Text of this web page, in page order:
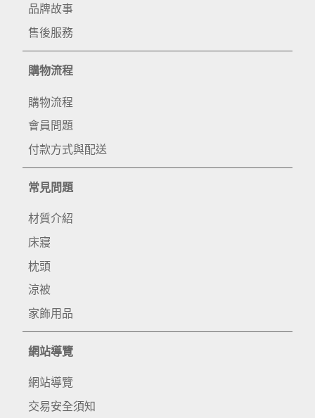
品牌故事
售後服務
購物流程
購物流程
會員問題
付款方式與配送
常見問題
材質介紹
床寢
枕頭
涼被
家飾用品
網站導覽
網站導覽
交易安全須知